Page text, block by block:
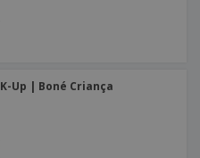
K-Up | Boné Criança